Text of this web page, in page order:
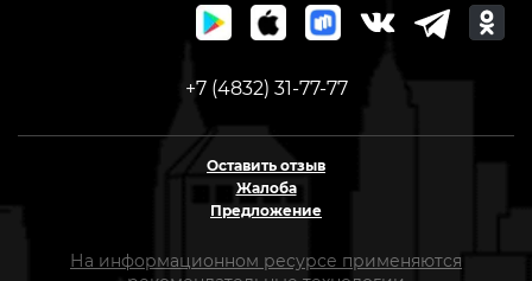
+7 (4832) 31-77-77
Оставить отзыв
Жалоба
Предложение
На информационном ресурсе применяются